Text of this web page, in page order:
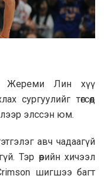
Жереми Лин хүү
төгсөөд
элссэн юм.
авч чадаагүй
Тэр өөрийн хичээл
Crimson шигшээ багт